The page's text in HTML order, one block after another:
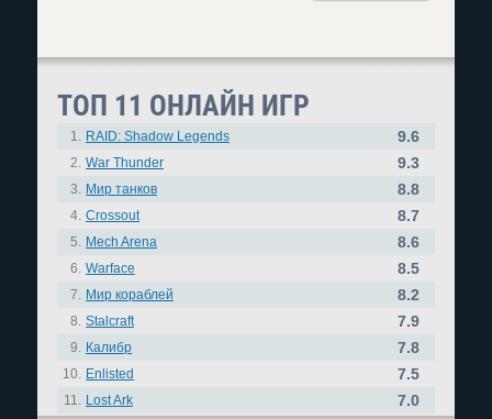
ТОП 11 ОНЛАЙН ИГР
1. RAID: Shadow Legends 9.6
2. War Thunder 9.3
3. Мир танков 8.8
4. Crossout 8.7
5. Mech Arena 8.6
6. Warface 8.5
7. Мир кораблей 8.2
8. Stalcraft 7.9
9. Калибр 7.8
10. Enlisted 7.5
11. Lost Ark 7.0